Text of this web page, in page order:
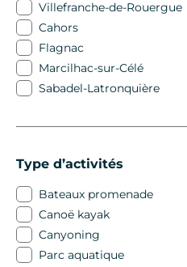
Villefranche-de-Rouergue
Cahors
Flagnac
Marcilhac-sur-Célé
Sabadel-Latronquière
Type d’activités
Bateaux promenade
Canoë kayak
Canyoning
Parc aquatique